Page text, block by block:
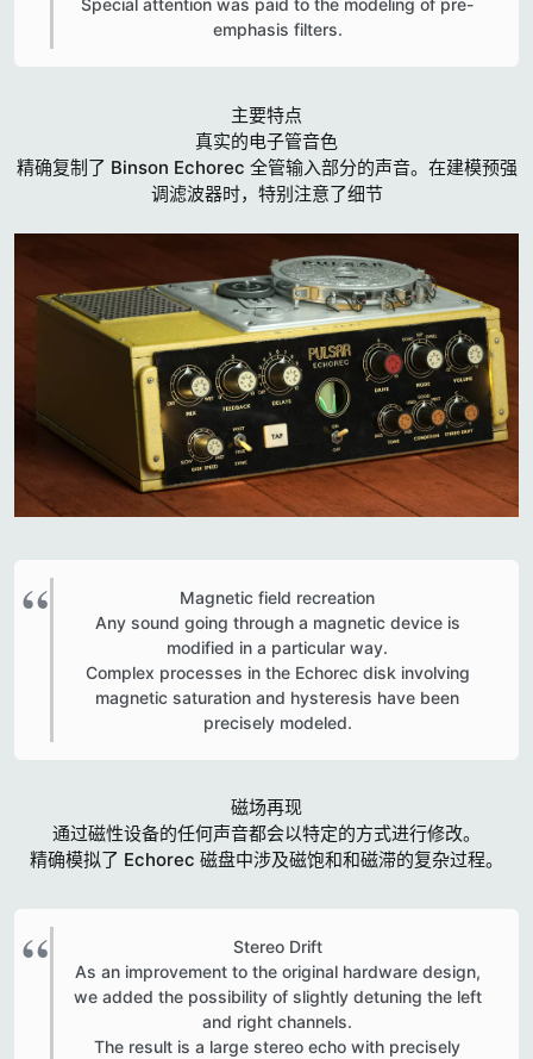
Special attention was paid to the modeling of pre-
emphasis filters.​
主要特点
真实的电子管音色
精确复制了 Binson Echorec 全管输入部分的声音。在建模预强
调滤波器时，特别注意了细节
Magnetic field recreation
Any sound going through a magnetic device is
modified in a particular way.
Complex processes in the Echorec disk involving
magnetic saturation and hysteresis have been
precisely modeled.​
磁场再现
通过磁性设备的任何声音都会以特定的方式进行修改。
精确模拟了 Echorec 磁盘中涉及磁饱和和磁滞的复杂过程。
Stereo Drift
As an improvement to the original hardware design,
we added the possibility of slightly detuning the left
and right channels.
The result is a large stereo echo with precisely